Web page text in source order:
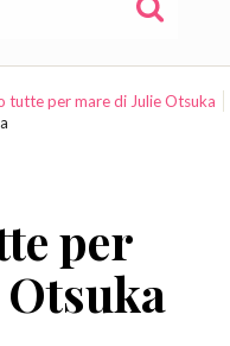
tutte per mare di Julie Otsuka
per